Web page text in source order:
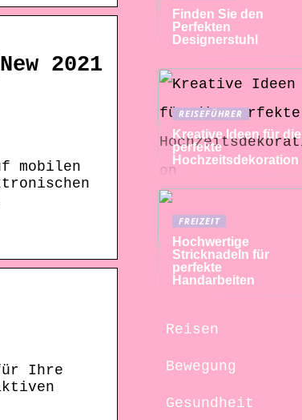
2021
mobilen
Ihre
Finden Sie den
Perfekten
Designerstuhl
REISEFÜHRER
Kreative Ideen für die
perfekte
Hochzeitsdekoration
FREIZEIT
Hochwertige
Stricknadeln für
perfekte
Handarbeiten
Reisen
Bewegung
Gesundheit